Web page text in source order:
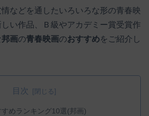
などを通したいろいろな形の青春映
い作品、Ｂ級やアカデミー賞受賞作
邦画の青春映画のおすすめをご紹介し
目次
めランキング10選(邦画)